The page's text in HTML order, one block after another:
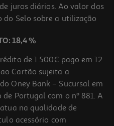
juros diários. Ao valor das
do Selo sobre a utilização
18,4 %
de 1.500€ pago em 12
ao Cartão sujeita a
Oney Bank – Sucursal em
Portugal com o nº 881. A
na qualidade de
acessório com